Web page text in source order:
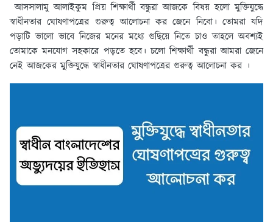
আসসালামু আলাইকুম প্রিয় শিক্ষার্থী বন্ধুরা আজকে বিষয় হলো মুক্তিযুদ্ধে
স্বাধীনতার ঘোষণাপত্রের গুরুত্ব আলোচনা কর জেনে নিবো। তোমরা যদি
পড়াটি ভালো ভাবে নিজের মনের মধ্যে গুছিয়ে নিতে চাও তাহলে অবশ্যই
তোমাকে মনযোগ সহকারে পড়তে হবে। চলো শিক্ষার্থী বন্ধুরা আমরা জেনে
নেই আজকের মুক্তিযুদ্ধে স্বাধীনতার ঘোষণাপত্রের গুরুত্ব আলোচনা কর ।